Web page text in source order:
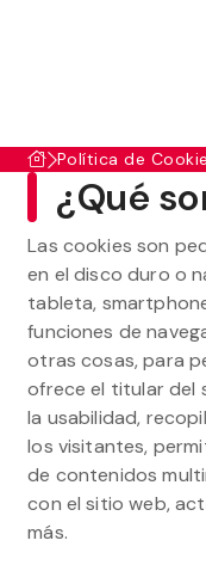
Política de
¿Qué
Las cookies son
en el disco duro o
tableta,
funciones de
otras cosas, para
ofrece el titular del
la usabilidad,
los visitantes,
de contenidos
con el sitio web,
más.